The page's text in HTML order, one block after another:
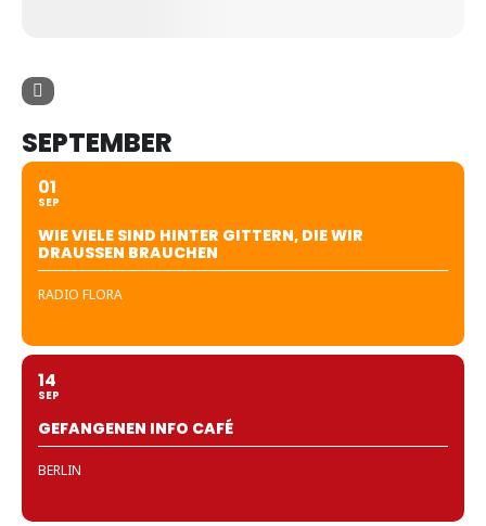
SEPTEMBER
01
SEP
WIE VIELE SIND HINTER GITTERN, DIE WIR
DRAUSSEN BRAUCHEN
RADIO FLORA
14
SEP
GEFANGENEN INFO CAFÉ
BERLIN